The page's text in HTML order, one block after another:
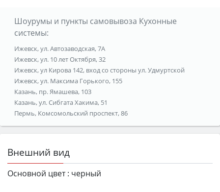
Шоурумы и пункты самовывоза Кухонные
системы:
Ижевск, ул. Автозаводская, 7А
Ижевск, ул. 10 лет Октября, 32
Ижевск, ул Кирова 142, вход со стороны ул. Удмуртской
Ижевск, ул. Максима Горького, 155
Казань, пр. Ямашева, 103
Казань, ул. Сибгата Хакима, 51
Пермь, Комсомольский проспект, 86
Внешний вид
Основной цвет : черный